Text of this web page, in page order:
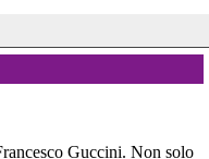
impongono una riflessione
Nel suo ultimo
su PeaceLink - don
la salute viene prima”
pieno sostegno e la più sentita
Genitori Tarantini che
Guccini. Non solo